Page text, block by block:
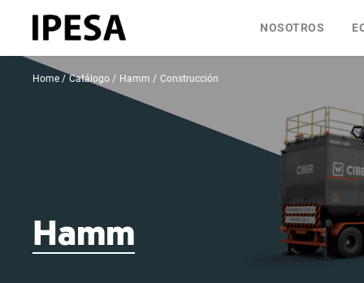
NOSOTROS
Home Catálogo Hamm Construcción
Hamm